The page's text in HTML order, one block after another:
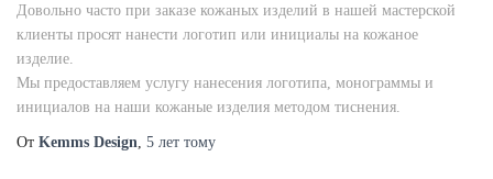
Довольно часто при заказе кожаных изделий в нашей мастерской
клиенты просят нанести логотип или инициалы на кожаное
изделие.
Мы предоставляем услугу нанесения логотипа, монограммы и
инициалов на наши кожаные изделия методом тиснения.
От Kemms Design 5 лет тому